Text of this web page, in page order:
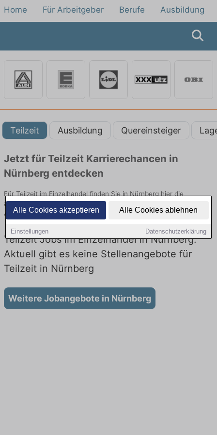
Alle Cookies akzeptieren Alle Cookies ablehnen
Einstellungen Datenschutzerklärung
Home Für Arbeitgeber Berufe Ausbildung
Teilzeit Ausbildung Quereinsteiger
Jetzt für Teilzeit Karrierechancen in
Nürnberg entdecken
Für Teilzeit im Einzelhandel finden Sie in Nürnberg hier die
aktuellsten Angebote. Entdecken Sie freie Optionen von Top-
Arbeitgebern und bewerben Sie sich noch heute.
Teilzeit Jobs im Einzelhandel in Nürnberg:
Aktuell gibt es keine Stellenangebote für
Teilzeit in Nürnberg
Weitere Jobangebote in Nürnberg